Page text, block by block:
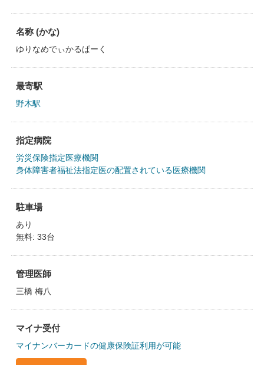
名称 (かな)
ゆりなめでぃかるぱーく
最寄駅
野木駅
指定病院
労災保険指定医療機関
身体障害者福祉法指定医の配置されている医療機関
駐車場
あり
無料: 33台
管理医師
三橋 梅八
マイナ受付
マイナンバーカードの健康保険証利用が可能